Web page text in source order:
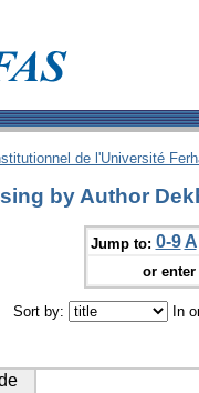
de l'Université
by Author
Jump to: 0-9 A
or
Sort by: In